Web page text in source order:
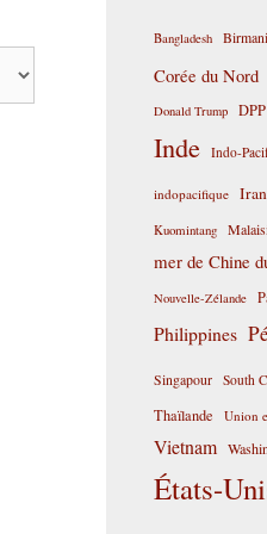
Bangladesh
Corée du Nord
Donald Trump DPP
Inde Indo-
indopacifique Iran
Kuomintang
mer de Chine
Nouvelle-Zélande
Philippines
Singapour South
Thaïlande Union
Vietnam
États-